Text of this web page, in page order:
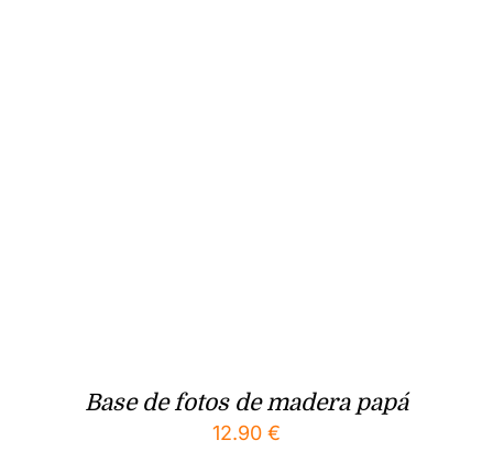
Base de fotos de madera papá
12.90 €